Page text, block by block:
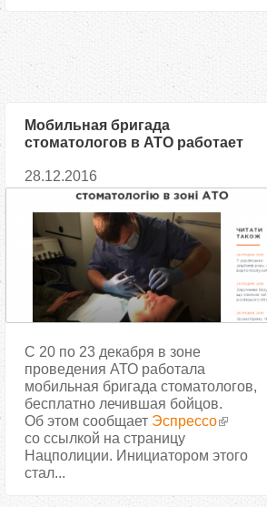
Мобильная бригада
стоматологов в АТО работает
Ливана
28.12.2016
С 20 по 23 декабря в зоне
проведения АТО работала
мобильная бригада стоматологов,
бесплатно лечившая бойцов.
Об этом сообщает Эспрессо
со ссылкой на страницу
Нацполиции. Инициатором этого
стал...